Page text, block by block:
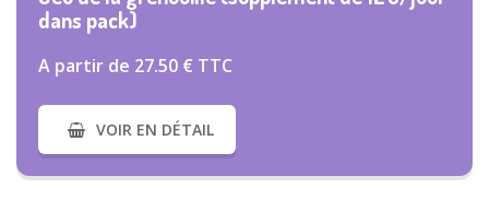
dans pack)
A partir de 27.50 € TTC
VOIR EN DÉTAIL